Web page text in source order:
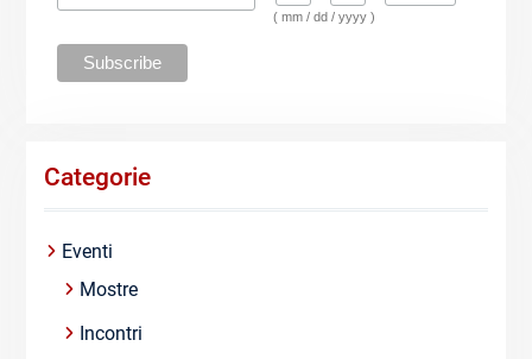
( mm / dd / yyyy )
Categorie
Eventi
Mostre
Incontri